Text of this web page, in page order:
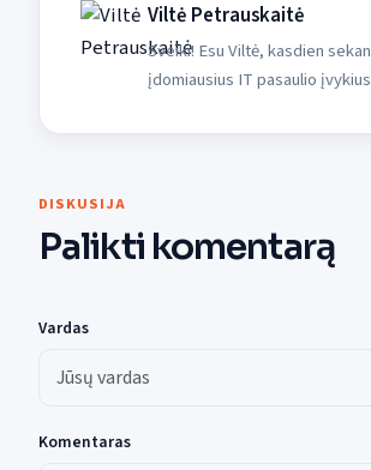
Viltė Petrauskaitė
Sveiki! Esu Viltė, kasdien
įdomiausius IT pasaulio
DISKUSIJA
Palikti komentarą
Vardas
Komentaras